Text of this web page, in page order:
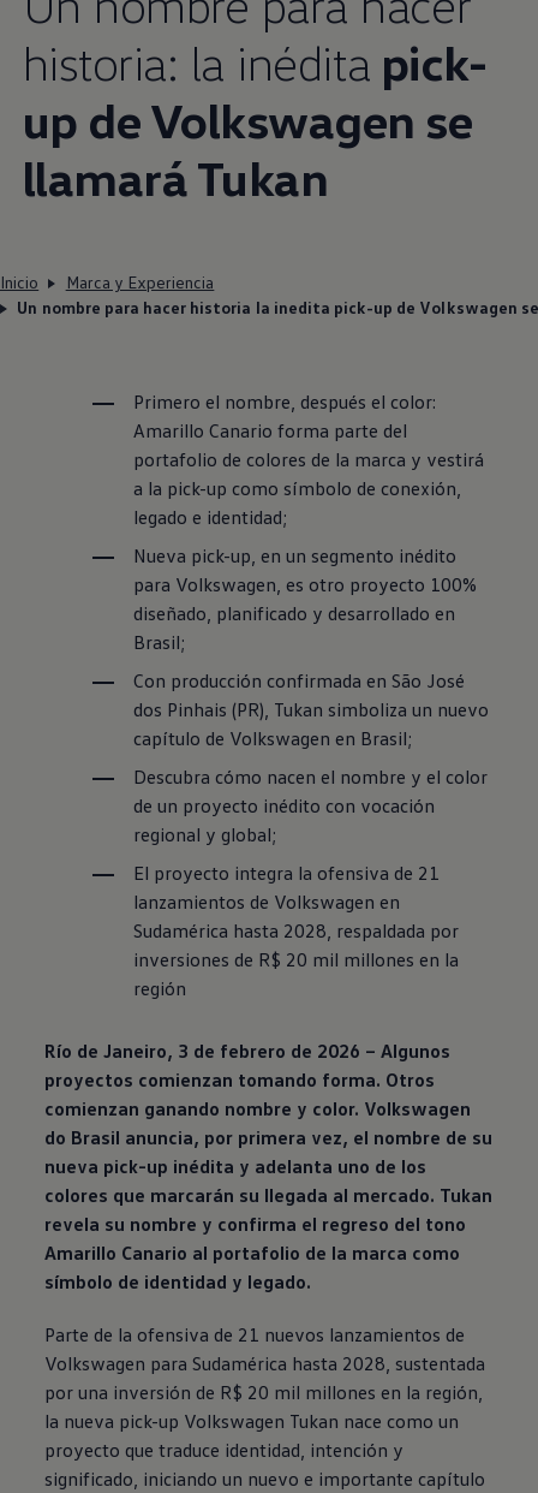
historia: la inédita pick-
up deVolkswagen se
llamará Tukan
Inicio
Marca y Experiencia
Un nombre para hacer historia la inedita pick-up de Volkswagen
Primero el nombre, después el color:
Amarillo Canario forma parte del
portafolio de colores de la marca y vestirá
a la pick-up como símbolo de conexión,
legado e identidad;
Nueva pick-up, en un segmento inédito
para Volkswagen, es otro proyecto 100%
diseñado, planificado y desarrollado en
Brasil;
Con producción confirmada en São José
dos Pinhais (PR), Tukan simboliza un nuevo
capítulo de Volkswagen en Brasil;
Descubra cómo nacen el nombre y el color
de un proyecto inédito con vocación
regional y global;
El proyecto integra la ofensiva de 21
lanzamientos de Volkswagen en
Sudamérica hasta 2028, respaldada por
inversiones de R$ 20 mil millones en la
región
Río de Janeiro, 3 de febrero de 2026 – Algunos
proyectos comienzan tomando forma. Otros
comienzan ganando nombre y color. Volkswagen
do Brasil anuncia, por primera vez, el nombre de su
nueva pick-up inédita y adelanta uno de los
colores que marcarán su llegada al mercado. Tukan
revela su nombre y confirma el regreso del tono
Amarillo Canario al portafolio de la marca como
símbolo de identidad y legado.
Parte de la ofensiva de 21 nuevos lanzamientos de
Volkswagen para Sudamérica hasta 2028, sustentada
por una inversión de R$ 20 mil millones en la región,
la nueva pick-up Volkswagen Tukan nace como un
proyecto que traduce identidad, intención y
significado, iniciando un nuevo e importante capítulo